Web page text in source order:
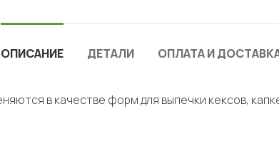
ОПИСАНИЕ ДЕТАЛИ ОПЛАТА И
в качестве форм для выпечки кексов,